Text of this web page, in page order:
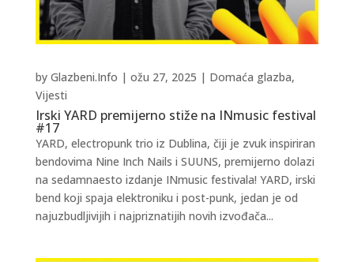
Irski YARD premijerno stiže na INmusic festival
#17
by Glazbeni.Info | ožu 27, 2025 | Domaća glazba,
Vijesti
YARD, electropunk trio iz Dublina, čiji je zvuk inspiriran
bendovima Nine Inch Nails i SUUNS, premijerno dolazi
na sedamnaesto izdanje INmusic festivala! YARD, irski
bend koji spaja elektroniku i post-punk, jedan je od
najuzbudljivijih i najpriznatijih novih izvođača...